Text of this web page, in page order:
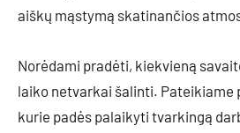
aiškų mąstymą skatinančios
Norėdami pradėti, kiekvieną
laiko netvarkai šalinti. Pateikiame
kurie padės palaikyti tvarkingą